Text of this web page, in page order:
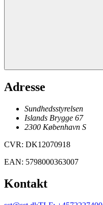
Adresse
Sundhedsstyrelsen
Islands Brygge 67
2300 København S
CVR: DK12070918
EAN: 5798000363007
Kontakt